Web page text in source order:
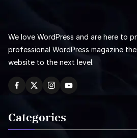
We love WordPress and are here to
professional WordPress magazine
website to the next level.
Categories